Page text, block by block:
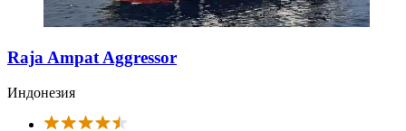
Raja Ampat Aggressor
Индонезия